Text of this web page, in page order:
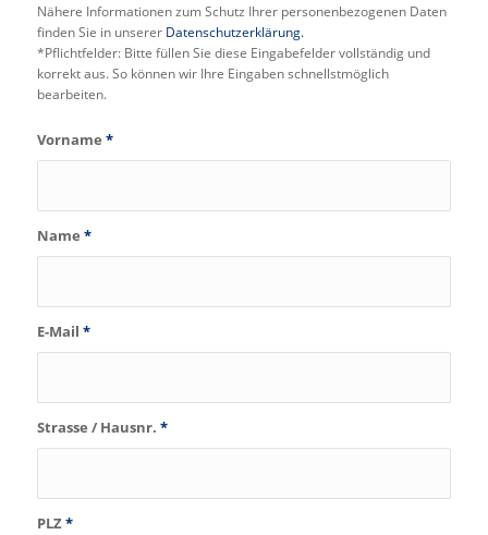
Nähere Informationen zum Schutz Ihrer personenbezogenen Daten
finden Sie in unserer Datenschutzerklärung.
*Pflichtfelder: Bitte füllen Sie diese Eingabefelder vollständig und
korrekt aus. So können wir Ihre Eingaben schnellstmöglich
bearbeiten.
Vorname *
Name *
E-Mail *
Strasse / Hausnr. *
PLZ*